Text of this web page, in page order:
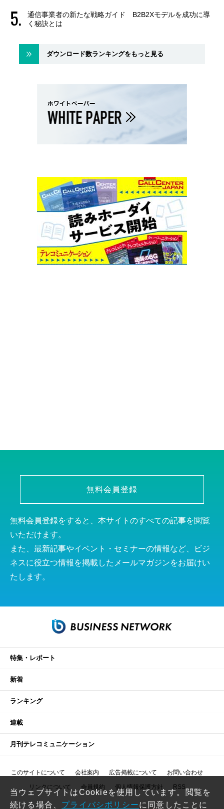
通信事業者の新たな戦略ガイド B2B2Xモデルを成功に導
く秘訣とは
ダウンロード数ランキングをもっと見る
無料会員登録
無料会員登録をすると、本サイトのすべての記事を閲覧
いただけます。
また、最新記事やイベント・セミナーの情報など、ビジ
ネスに役立つ情報を掲載したメールマガジンをお届けい
たします。
特集・レポート
新着
ランキング
連載
月刊テレコミュニケーション
このサイトについて 会社案内 広告掲載について お問い合わせ
リンクについて 会員規約 個人情報保護方針 RSS
当ウェブサイトはCookieを使用しています。閲覧を
続ける場合、 プライバシポリシーに同意したことに